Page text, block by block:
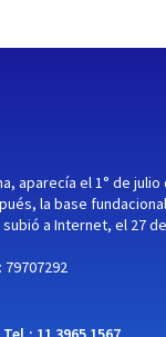
aparecía el 1° de julio
la base
subió a Internet, el 27 de
79707292